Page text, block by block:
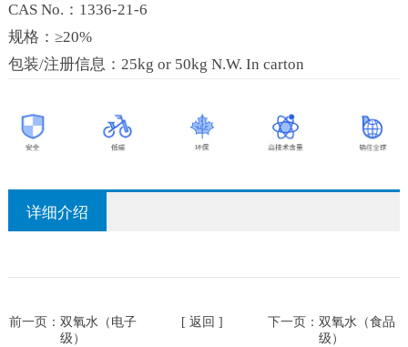
CAS No.：1336-21-6
规格：≥20%
包装/注册信息：25kg or 50kg N.W. In carton
详细介绍
前一页： 双氧水（电子
级）
[ 返回 ] 下一页： 双氧水（食品
级）